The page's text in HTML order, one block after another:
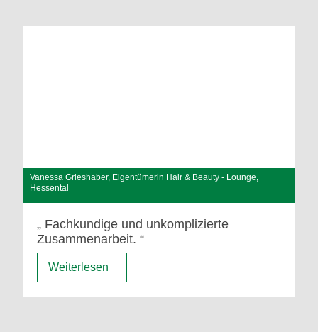
Vanessa Grieshaber, Eigentümerin Hair & Beauty - Lounge,
Hessental
Fachkundige und unkomplizierte
Zusammenarbeit.
Weiterlesen